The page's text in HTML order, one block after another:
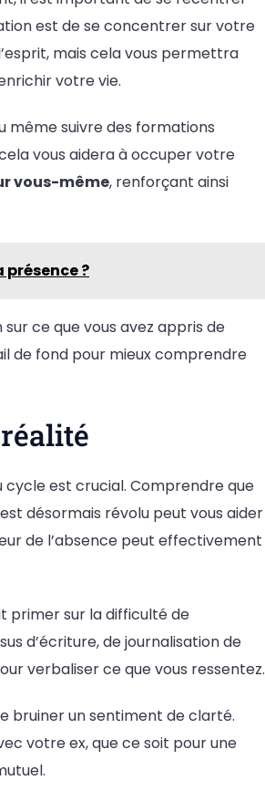
est de se concentrer sur votre
mais cela vous permettra
votre vie.
même suivre des formations
vous aidera à occuper votre
vous-même, renforçant ainsi
présence ?
ce que vous avez appris de
de fond pour mieux comprendre
cycle est crucial. Comprendre que
désormais révolu peut vous aider
de l’absence peut effectivement
primer sur la difficulté de
d’écriture, de journalisation de
verbaliser ce que vous ressentez.
bruiner un sentiment de clarté.
votre ex, que ce soit pour une